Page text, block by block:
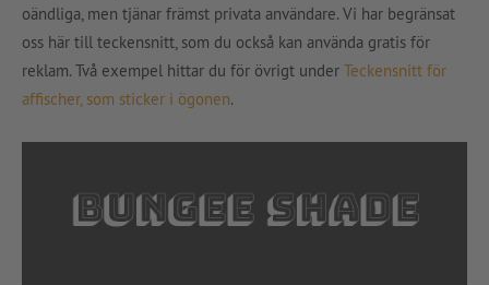
oändliga, men tjänar främst privata användare. Vi har begränsat
oss här till teckensnitt, som du också kan använda gratis för
reklam. Två exempel hittar du för övrigt under Teckensnitt för
affischer, som sticker i ögonen.